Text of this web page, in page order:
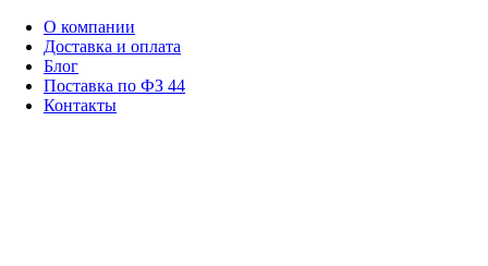
О компании
Доставка и оплата
Блог
Поставка по ФЗ 44
Контакты